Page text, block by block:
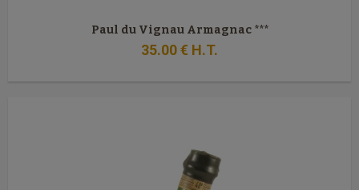
Paul du Vignau Armagnac ***
35.00€ H.T.